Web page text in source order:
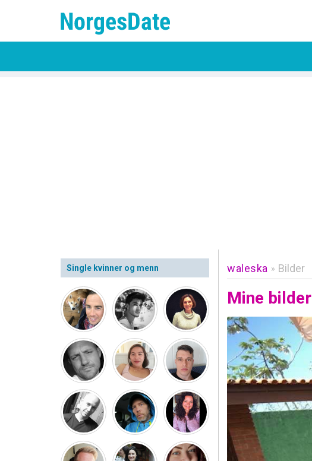
Single kvinner og menn waleska » Bilder
Mine bilder